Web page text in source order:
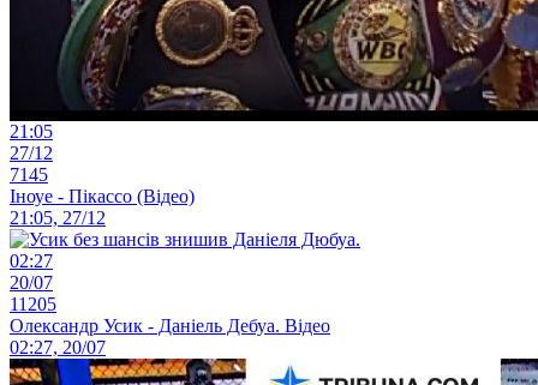
21:05
27/12
7145
Іноуе - Пікассо (Відео)
21:05, 27/12
02:27
20/07
11205
Олександр Усик - Даніель Дебуа. Відео
02:27, 20/07